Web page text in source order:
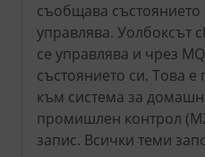
съобщава състоянието
управлява. Уолбоксът
се управлява и чрез
състоянието си. Това
към система за
промишлен контрол
запис. Всички теми